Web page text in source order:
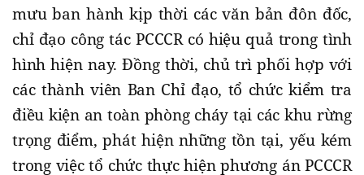
mưu ban hành kịp thời các văn bản đôn đốc,
chỉ đạo công tác PCCCR có hiệu quả trong tình
hình hiện nay. Đồng thời, chủ trì phối hợp với
các thành viên Ban Chỉ đạo, tổ chức kiểm tra
điều kiện an toàn phòng cháy tại các khu rừng
trọng điểm, phát hiện những tồn tại, yếu kém
trong việc tổ chức thực hiện phương án PCCCR